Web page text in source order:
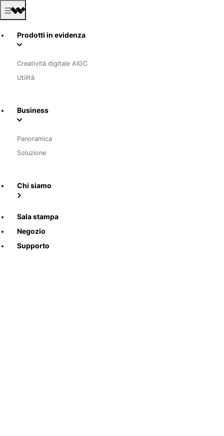
Prodotti in evidenza
Creatività digitale AIGC
Utilità
Business
Panoramica
Soluzione
Chi siamo
Sala stampa
Negozio
Supporto